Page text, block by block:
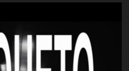
No limito los Sueños , si no existe
Si me caigo me Levanto, Aprendo Del
www.elnorteduro.com ❌ El Dinero
Estorba , Por Eso Manejo Todo